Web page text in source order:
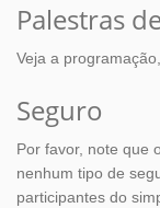
Palestras
Veja a
Seguro
Por favor, note que
nenhum tipo de
participantes do